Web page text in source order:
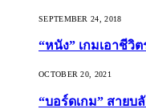
SEPTEMBER 24, 2018
“หนัง” เกมเอาชีวิ
OCTOBER 20, 2021
“บอร์ดเกม” สายบ